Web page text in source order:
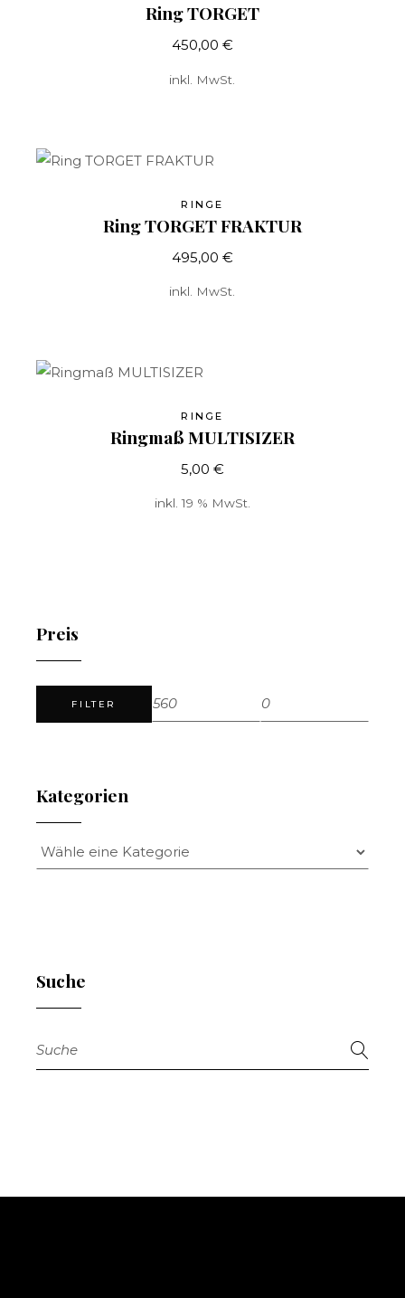
Ring TORGET
450,00 €
inkl. MwSt.
RINGE
Ring TORGET FRAKTUR
495,00 €
inkl. MwSt.
RINGE
Ringmaß MULTISIZER
5,00 €
inkl. 19 % MwSt.
Preis
Preis
Preis
FILTER
Kategorien
Suche
nach: